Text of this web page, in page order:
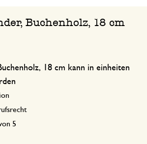
Buchenholz, 18 cm
18 cm kann in einheiten
5